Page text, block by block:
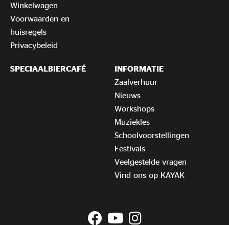
Winkelwagen
Voorwaarden en
huisregels
Privacybeleid
SPECIAALBIERCAFÉ
INFORMATIE
Zaalverhuur
Nieuws
Workshops
Muziekles
Schoolvoorstellingen
Festivals
Veelgestelde vragen
Vind ons op KAYAK